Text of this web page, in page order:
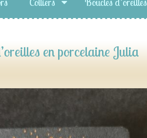
en porcelaine Julia